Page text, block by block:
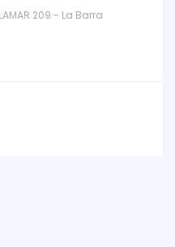
209 - La Barra